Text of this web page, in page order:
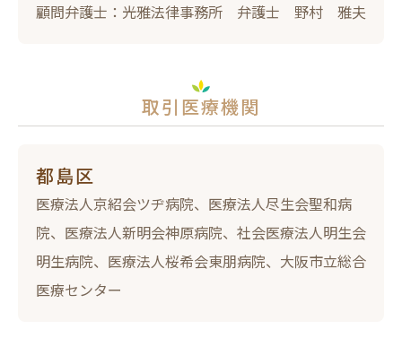
顧問弁護士：光雅法律事務所 弁護士 野村 雅夫
取引医療機関
都島区
医療法人京紹会ツヂ病院、医療法人尽生会聖和病
院、医療法人新明会神原病院、社会医療法人明生会
明生病院、医療法人桜希会東朋病院、大阪市立総合
医療センター